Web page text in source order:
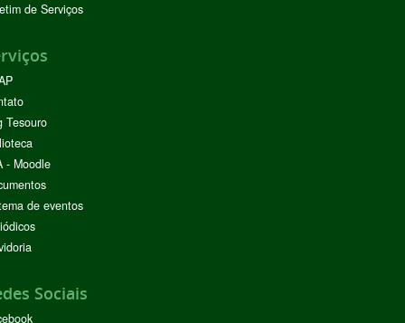
de Serviços
Tesouro
- Moodle
de eventos
Sociais